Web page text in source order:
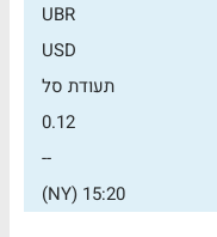
UBR
USD
תעודת סל
0.12
--
15:20 (NY)